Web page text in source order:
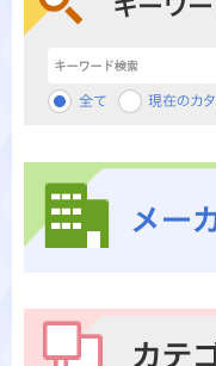
キーワード検索